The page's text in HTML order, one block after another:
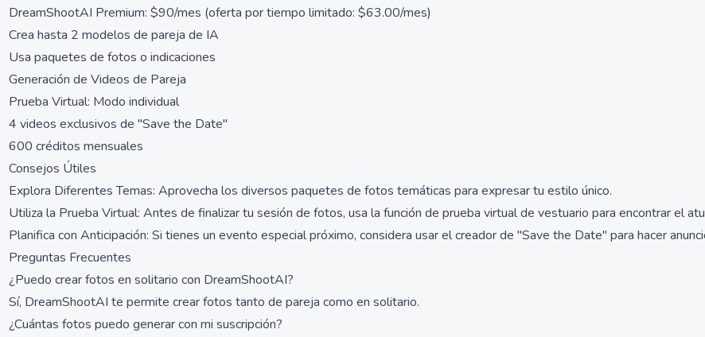
DreamShootAI Premium: $90/mes (oferta por tiempo limitado: $63.00/mes)
Crea hasta 2 modelos de pareja de IA
Usa paquetes de fotos o indicaciones
Generación de Videos de Pareja
Prueba Virtual: Modo individual
4 videos exclusivos de "Save the Date"
600 créditos mensuales
Consejos Útiles
Explora Diferentes Temas: Aprovecha los diversos paquetes de fotos temáticas para expresar tu estilo único.
Utiliza la Prueba Virtual: Antes de finalizar tu sesión de fotos, usa la función de prueba virtual de vestuario para encontrar el
Planifica con Anticipación: Si tienes un evento especial próximo, considera usar el creador de "Save the Date" para hacer
Preguntas Frecuentes
¿Puedo crear fotos en solitario con DreamShootAI?
Sí, DreamShootAI te permite crear fotos tanto de pareja como en solitario.
¿Cuántas fotos puedo generar con mi suscripción?